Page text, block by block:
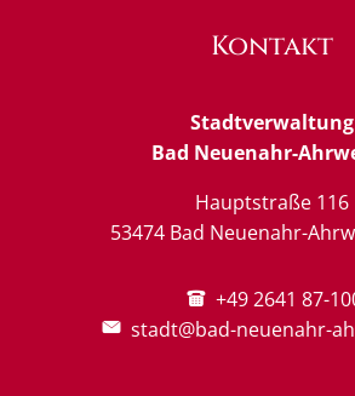
Kontakt
Stadtverwaltung
Bad Neuenahr-
Hauptstraße 116
53474 Bad Neuenahr-
+49 2641 87-
stadt@bad-neuenahr-